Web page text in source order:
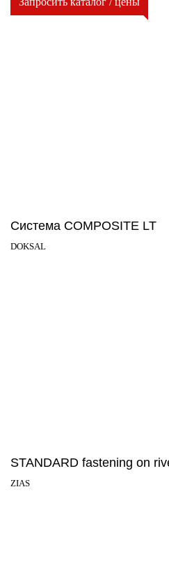
Система COMPOSITE LT
DOKSAL
STANDARD fastening on
ZIAS